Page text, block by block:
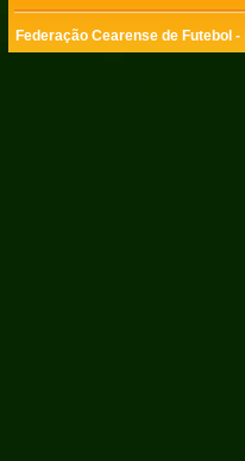
Federação Cearense de Futebol -